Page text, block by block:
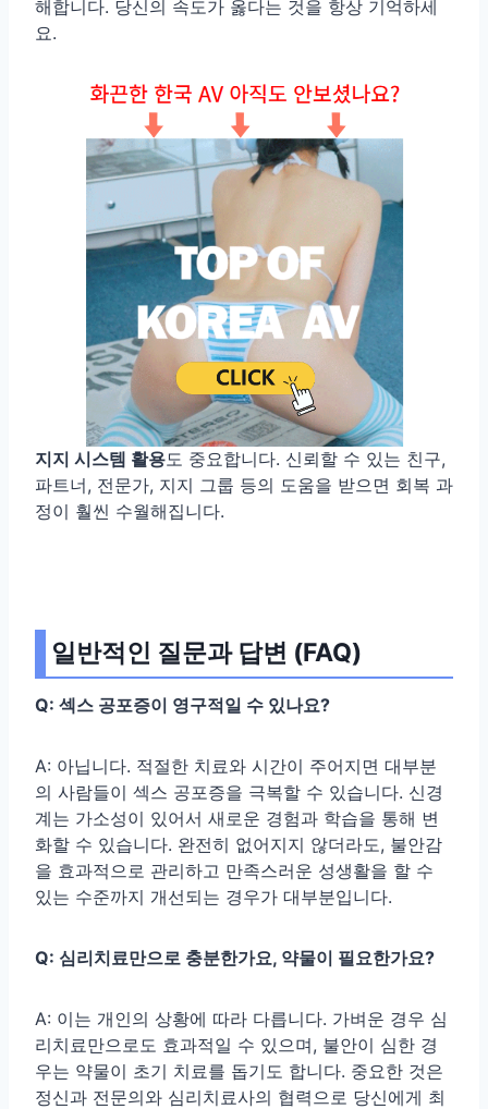
해합니다. 당신의 속도가 옳다는 것을 항상 기억하세
요.
지지 시스템 활용도 중요합니다. 신뢰할 수 있는 친구,
파트너, 전문가, 지지 그룹 등의 도움을 받으면 회복 과
정이 훨씬 수월해집니다.
일반적인 질문과 답변 (FAQ)
Q: 섹스 공포증이 영구적일 수 있나요?
A: 아닙니다. 적절한 치료와 시간이 주어지면 대부분
의 사람들이 섹스 공포증을 극복할 수 있습니다. 신경
계는 가소성이 있어서 새로운 경험과 학습을 통해 변
화할 수 있습니다. 완전히 없어지지 않더라도, 불안감
을 효과적으로 관리하고 만족스러운 성생활을 할 수
있는 수준까지 개선되는 경우가 대부분입니다.
Q: 심리치료만으로 충분한가요, 약물이 필요한가요?
A: 이는 개인의 상황에 따라 다릅니다. 가벼운 경우 심
리치료만으로도 효과적일 수 있으며, 불안이 심한 경
우는 약물이 초기 치료를 돕기도 합니다. 중요한 것은
정신과 전문의와 심리치료사의 협력으로 당신에게 최